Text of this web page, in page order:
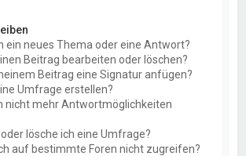
ein neues Thema oder eine Antwort?
Beitrag bearbeiten oder löschen?
Beitrag eine Signatur anfügen?
Umfrage erstellen?
nicht mehr Antwortmöglichkeiten
lösche ich eine Umfrage?
auf bestimmte Foren nicht zugreifen?